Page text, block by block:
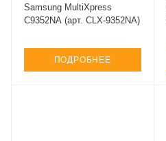
Samsung MultiXpress
C9352NA (арт. CLX-9352NA)
ПОДРОБНЕЕ